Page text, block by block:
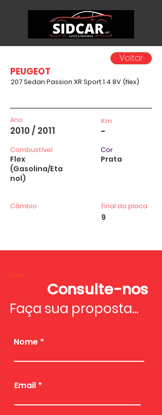
Voltar
PEUGEOT
207 Sedan Passion XR Sport 1.4 8V (flex)
Ano
2010 / 2011
Combustível
Flex
(Gasolina/Eta
nol)
Câmbio
Km
-
Cor
Prata
Final da placa
9
Valor
Consulte-nos
Faça sua proposta...
Nome
Email